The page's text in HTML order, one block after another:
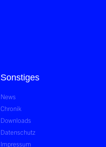
Sonstiges
News
Chronik
Downloads
Datenschutz
Impressum